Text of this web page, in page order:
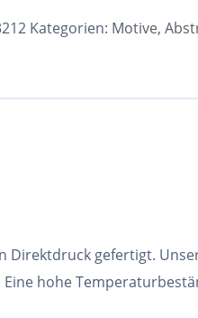
Kategorien: Motive,
gefertigt.
hohe